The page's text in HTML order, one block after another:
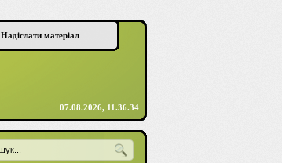
Надіслати матеріал
07.08.2026, 11.36.34